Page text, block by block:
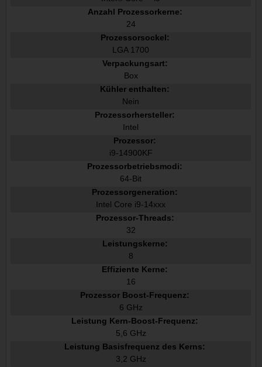
Anzahl Prozessorkerne:
24
Prozessorsockel:
LGA 1700
Verpackungsart:
Box
Kühler enthalten:
Nein
Prozessorhersteller:
Intel
Prozessor:
i9-14900KF
Prozessorbetriebsmodi:
64-Bit
Prozessorgeneration:
Intel Core i9-14xxx
Prozessor-Threads:
32
Leistungskerne:
8
Effiziente Kerne:
16
Prozessor Boost-Frequenz:
6 GHz
Leistung Kern-Boost-Frequenz:
5,6 GHz
Leistung Basisfrequenz des Kerns:
3,2 GHz